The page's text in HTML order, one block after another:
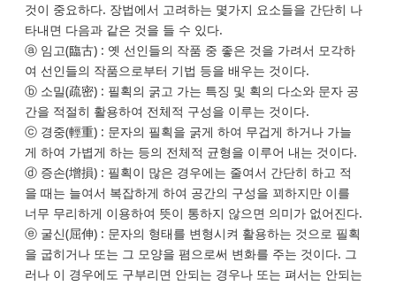
것이 중요하다. 장법에서 고려하는 몇가지 요소들을 간단히 나
타내면 다음과 같은 것을 들 수 있다.
ⓐ 임고(臨古) : 옛 선인들의 작품 중 좋은 것을 가려서 모각하
여 선인들의 작품으로부터 기법 등을 배우는 것이다.
ⓑ 소밀(疏密) : 필획의 굵고 가는 특징 및 획의 다소와 문자 공
간을 적절히 활용하여 전체적 구성을 이루는 것이다.
ⓒ 경중(輕重) : 문자의 필획을 굵게 하여 무겁게 하거나 가늘
게 하여 가볍게 하는 등의 전체적 균형을 이루어 내는 것이다.
ⓓ 증손(增損) : 필획이 많은 경우에는 줄여서 간단히 하고 적
을 때는 늘여서 복잡하게 하여 공간의 구성을 꾀하지만 이를
너무 무리하게 이용하여 뜻이 통하지 않으면 의미가 없어진다.
ⓔ 굴신(屈伸) : 문자의 형태를 변형시켜 활용하는 것으로 필획
을 굽히거나 또는 그 모양을 폄으로써 변화를 주는 것이다. 그
러나 이 경우에도 구부리면 안되는 경우나 또는 펴서는 안되는